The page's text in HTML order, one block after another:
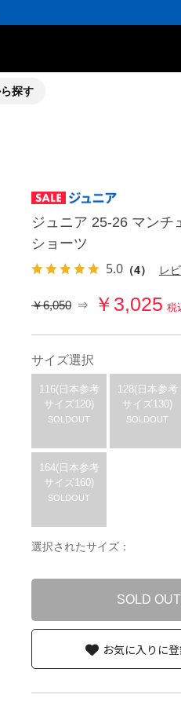
探す
ジュニア 25-26 マンチ
ショーツ
5.0 （4） レ
￥6,050 ⇒ ￥3,025 税
サイズ選択
116(日本参考
サイズ120)
SOLDOUT
128(日本参考
サイズ130)
SOLDOUT
164(日本参考
サイズ160)
SOLDOUT
選択されたサイズ：
SOLD OUT
お気に入りに